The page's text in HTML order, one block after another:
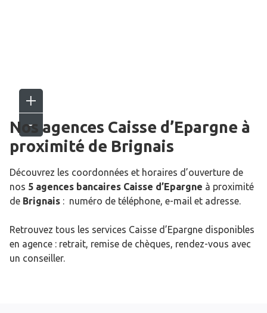
Nos agences Caisse d’Epargne à
proximité de Brignais
Découvrez les coordonnées et horaires d’ouverture de
nos 5 agences bancaires Caisse d’Epargne à proximité
de Brignais : numéro de téléphone, e-mail et adresse.
Retrouvez tous les services Caisse d’Epargne disponibles
en agence : retrait, remise de chèques, rendez-vous avec
un conseiller.